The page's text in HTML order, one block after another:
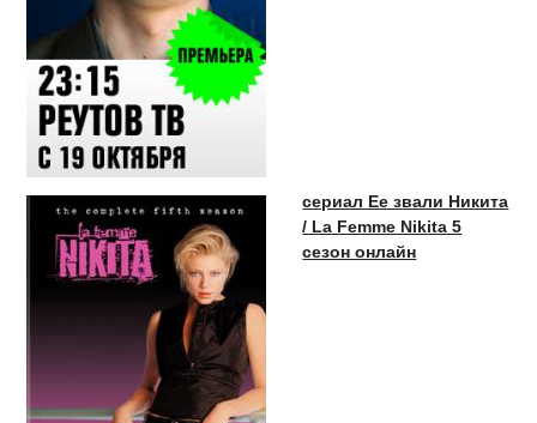
сериал Ее звали Никита
/ La Femme Nikita 5
сезон онлайн